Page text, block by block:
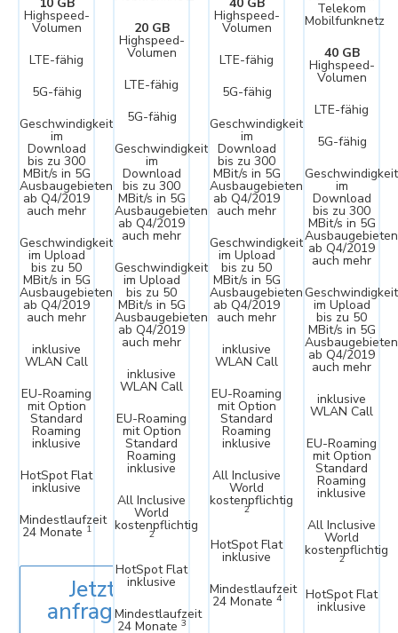
Highspeed-
Volumen
LTE-fähig
5G-fähig
Geschwindigkeit
im
Download
bis zu 300
MBit/s in 5G
Ausbaugebieten
ab Q4/2019
auch mehr
Geschwindigkeit
im Upload
bis zu 50
MBit/s in 5G
Ausbaugebieten
ab Q4/2019
auch mehr
inklusive
WLAN Call
EU-Roaming
mit Option
Standard
Roaming
inklusive
HotSpot Flat
inklusive
Mindestlaufzeit
24 Monate 1
Jetzt
anfragen
20 GB
Highspeed-
Volumen
LTE-fähig
5G-fähig
Geschwindigkeit
im
Download
bis zu 300
MBit/s in 5G
Ausbaugebieten
ab Q4/2019
auch mehr
Geschwindigkeit
im Upload
bis zu 50
MBit/s in 5G
Ausbaugebieten
ab Q4/2019
auch mehr
inklusive
WLAN Call
EU-Roaming
mit Option
Standard
Roaming
inklusive
All Inclusive
World
kostenpflichtig
2
HotSpot Flat
inklusive
Mindestlaufzeit
24 Monate 3
Highspeed-
Volumen
LTE-fähig
5G-fähig
Geschwindigkeit
im
Download
bis zu 300
MBit/s in 5G
Ausbaugebieten
ab Q4/2019
auch mehr
Geschwindigkeit
im Upload
bis zu 50
MBit/s in 5G
Ausbaugebieten
ab Q4/2019
auch mehr
inklusive
WLAN Call
EU-Roaming
mit Option
Standard
Roaming
inklusive
All Inclusive
World
kostenpflichtig
2
HotSpot Flat
inklusive
Mindestlaufzeit
24 Monate 4
Telekom
Mobilfunknetz
40 GB
Highspeed-
Volumen
LTE-fähig
5G-fähig
Geschwindigkeit
im
Download
bis zu 300
MBit/s in 5G
Ausbaugebieten
ab Q4/2019
auch mehr
Geschwindigkeit
im Upload
bis zu 50
MBit/s in 5G
Ausbaugebieten
ab Q4/2019
auch mehr
inklusive
WLAN Call
EU-Roaming
mit Option
Standard
Roaming
inklusive
All Inclusive
World
kostenpflichtig
2
HotSpot Flat
inklusive